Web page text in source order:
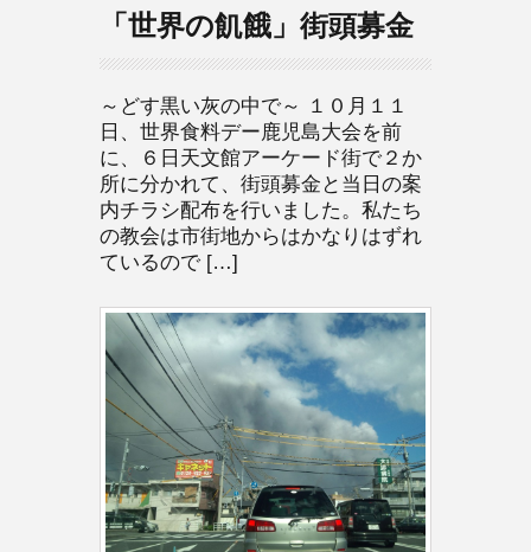
「世界の飢餓」街頭募金
～どす黒い灰の中で～ １０月１１
日、世界食料デー鹿児島大会を前
に、６日天文館アーケード街で２か
所に分かれて、街頭募金と当日の案
内チラシ配布を行いました。私たち
の教会は市街地からはかなりはずれ
ているので […]